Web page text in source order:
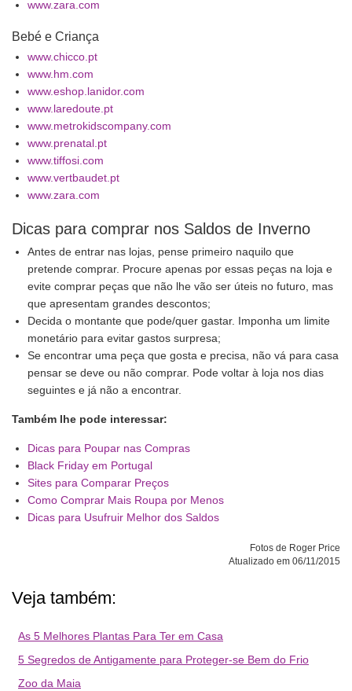
www.zara.com
Bebé e Criança
www.chicco.pt
www.hm.com
www.eshop.lanidor.com
www.laredoute.pt
www.metrokidscompany.com
www.prenatal.pt
www.tiffosi.com
www.vertbaudet.pt
www.zara.com
Dicas para comprar nos Saldos de Inverno
Antes de entrar nas lojas, pense primeiro naquilo que
pretende comprar. Procure apenas por essas peças na loja e
evite comprar peças que não lhe vão ser úteis no futuro, mas
que apresentam grandes descontos;
Decida o montante que pode/quer gastar. Imponha um limite
monetário para evitar gastos surpresa;
Se encontrar uma peça que gosta e precisa, não vá para casa
pensar se deve ou não comprar. Pode voltar à loja nos dias
seguintes e já não a encontrar.
Também lhe pode interessar:
Dicas para Poupar nas Compras
Black Friday em Portugal
Sites para Comparar Preços
Como Comprar Mais Roupa por Menos
Dicas para Usufruir Melhor dos Saldos
Fotos de Roger Price
Atualizado em 06/11/2015
Veja também:
As 5 Melhores Plantas Para Ter em Casa
5 Segredos de Antigamente para Proteger-se Bem do Frio
Zoo da Maia